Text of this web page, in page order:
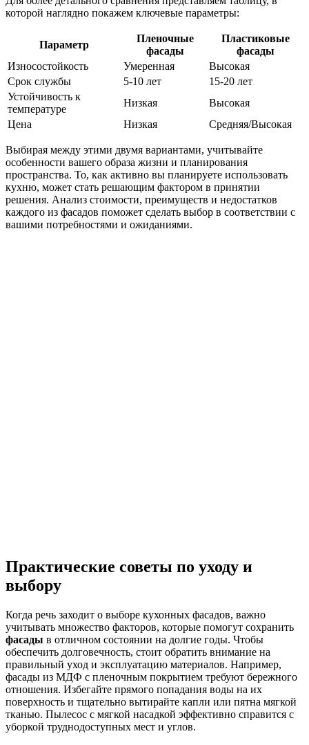
которой наглядно покажем ключевые параметры:
Параметр
Пленочные
фасады
Пластиковые
фасады
Износостойкость
Умеренная
Высокая
Срок службы
5-10 лет
15-20 лет
Устойчивость к
температуре
Низкая
Высокая
Цена
Низкая Средняя/Высокая
Выбирая между этими двумя вариантами, учитывайте
особенности вашего образа жизни и планирования
пространства. То, как активно вы планируете использовать
кухню, может стать решающим фактором в принятии
решения. Анализ стоимости, преимуществ и недостатков
каждого из фасадов поможет сделать выбор в соответствии с
вашими потребностями и ожиданиями.
Практические советы по уходу и
выбору
Когда речь заходит о выборе кухонных фасадов, важно
учитывать множество факторов, которые помогут сохранить
фасады в отличном состоянии на долгие годы. Чтобы
обеспечить долговечность, стоит обратить внимание на
правильный уход и эксплуатацию материалов. Например,
фасады из МДФ с пленочным покрытием требуют бережного
отношения. Избегайте прямого попадания воды на их
поверхность и тщательно вытирайте капли или пятна мягкой
тканью. Пылесос с мягкой насадкой эффективно справится с
уборкой труднодоступных мест и углов.